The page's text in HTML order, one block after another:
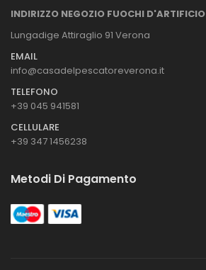
INDIRIZZO NEGOZIO FUOCHI D'ARTIFICIO
Lungadige Attiraglio 91 Verona
EMAIL
info@casadelpescatoreverona.it
TELEFONO
+39 045 941581
CELLULARE
+39 347 1456238
Metodi Di Pagamento